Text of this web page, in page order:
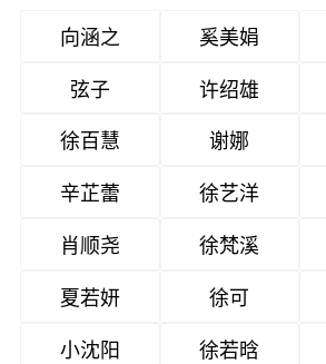
向涵之 奚美娟
弦子
许绍雄
徐百慧
谢娜
辛芷蕾
徐艺洋
肖顺尧
徐梵溪
夏若妍
徐可
小沈阳
徐若晗